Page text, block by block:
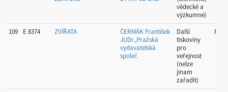
vědecké a
výzkumné)
109 E 8374 ZVÍŘATA
ČERMÁK František
JUDr.,Pražská
vydavatelská
společ
Další
tiskoviny
pro
veřejnost
(nelze
jinam
zařadit)